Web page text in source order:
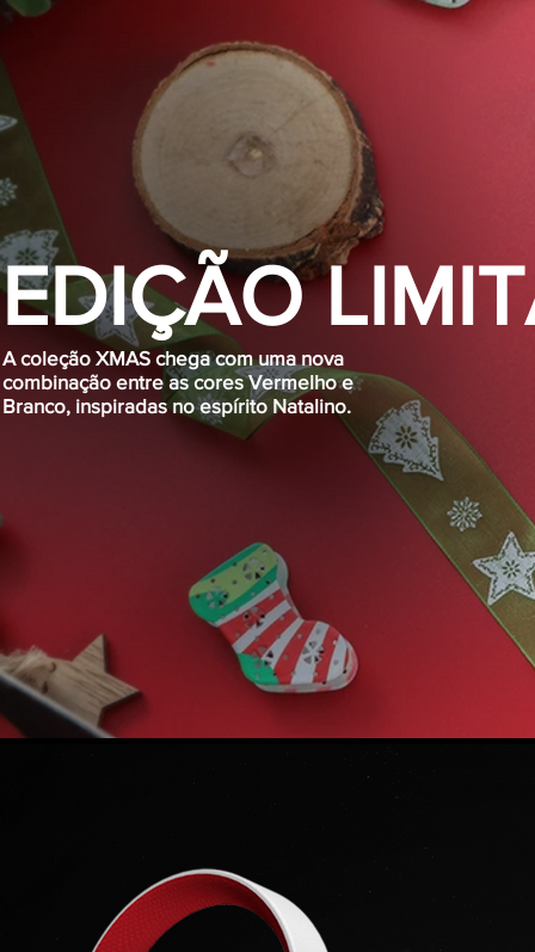
EDIÇÃO
A coleção XMAS chega com uma nova
combinação entre as cores Vermelho e
Branco, inspiradas noespírito Natalino.